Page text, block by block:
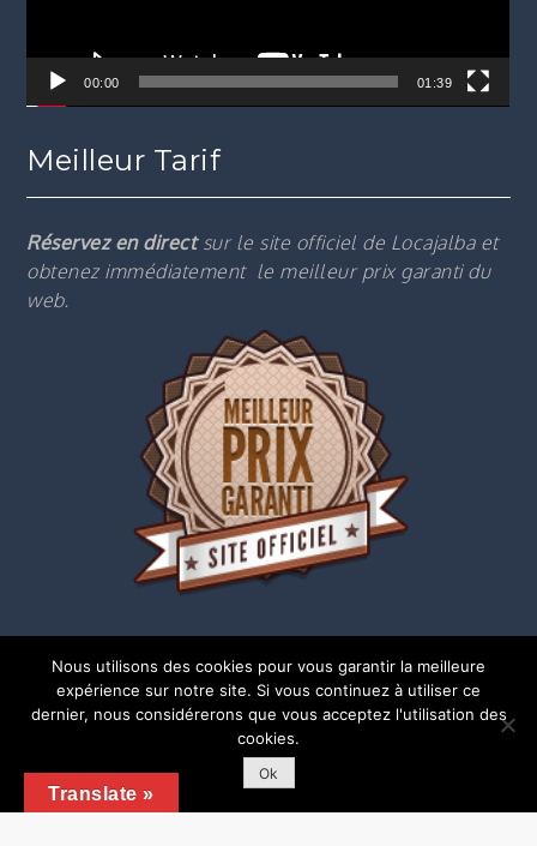
00:00 01:39
Meilleur Tarif
Réservez en directsur le site officiel de Locajalba et
obtenez immédiatement le meilleur prix garanti du
web.
Copyright © 2018 | Tous droits réservés |
légales
Shark Business byShark Themes
Translate »
Nous utilisons des cookies pour vous garantir la meilleure
expérience sur notre site. Si vous continuez à utiliser ce
dernier, nous considérerons que vous acceptez l'utilisation des
cookies.
Ok